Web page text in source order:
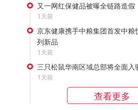
又一网红保健品被曝全链路造假
1天前
京东健康携手中粮集团首发中粮
列新品
1天前
三只松鼠华南区域总部将全面入
1天前
查看更多